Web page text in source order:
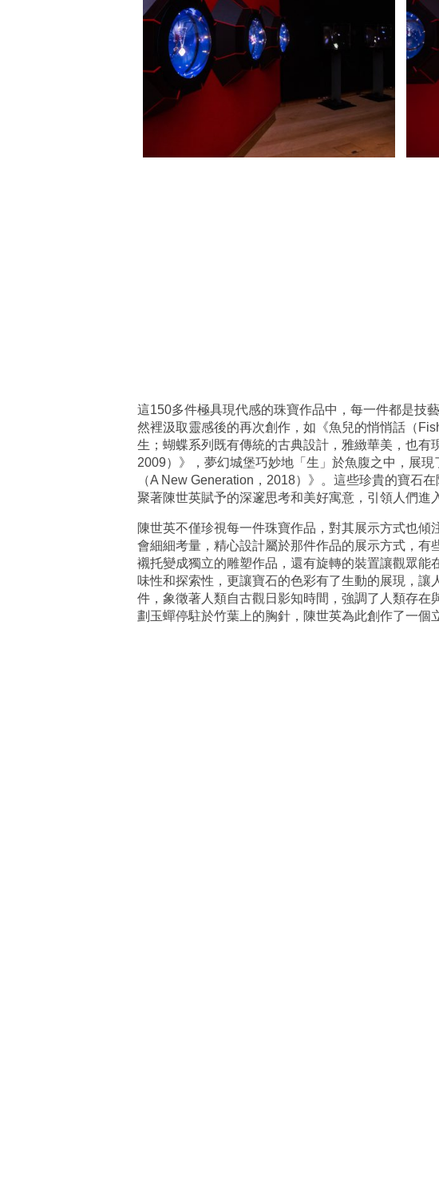
這150多件極具現代感的珠寶作品中，每一件都是技
然裡汲取靈感後的再次創作，如《魚兒的悄悄話（
生；蝴蝶系列既有傳統的古典設計，雅緻華美，也有
2009）》，夢幻城堡巧妙地「生」於魚腹之中，展
（A New Generation，2018）》。這些珍貴的寶石
聚著陳世英賦予的深邃思考和美好寓意，引領人們進
陳世英不僅珍視每一件珠寶作品，對其展示方式也
會細細考量，精心設計屬於那件作品的展示方式，
襯托變成獨立的雕塑作品，還有旋轉的裝置讓觀眾
味性和探索性，更讓寶石的色彩有了生動的展現，
件，象徵著人類自古觀日影知時間，強調了人類存
劃玉蟬停駐於竹葉上的胸針，陳世英為此創作了一個